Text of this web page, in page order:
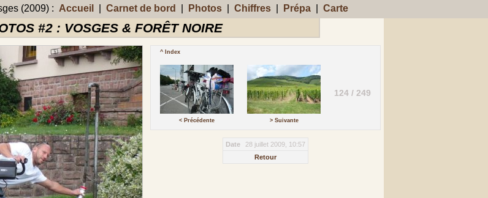
(2009) : Accueil Carnet de bord Photos| Chiffres| Prépa| Carte
#2 : VOSGES & FORÊT NOIRE
^ Index
< Précédente > Suivante
124 / 249
Date
28 juillet 2009, 10:57
Retour